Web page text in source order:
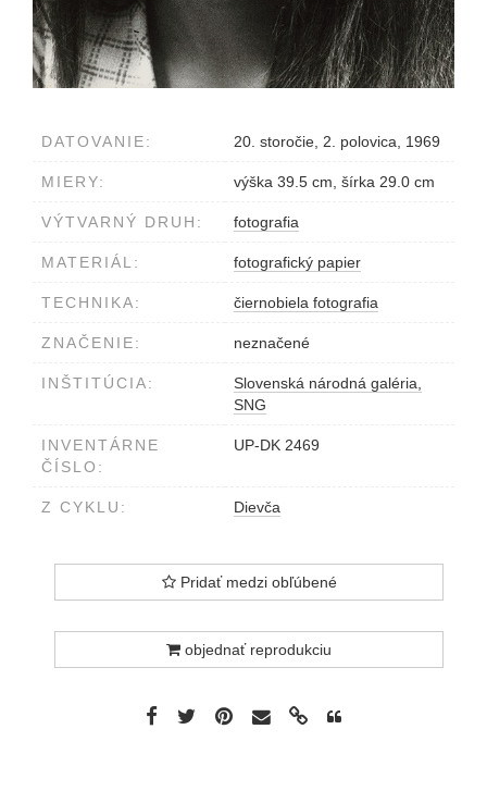
DATOVANIE: 20. storočie, 2. polovica, 1969
MIERY: výška 39.5 cm, šírka 29.0 cm
VÝTVARNÝ DRUH: fotografia
MATERIÁL: fotografický papier
TECHNIKA: čiernobiela fotografia
ZNAČENIE: neznačené
INŠTITÚCIA:
Slovenská národná galéria,
SNG
INVENTÁRNE
ČÍSLO:
UP-DK 2469
Z CYKLU: Dievča
Pridať medzi obľúbené
objednať reprodukciu